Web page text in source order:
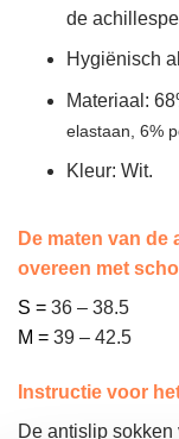
de
Hygiënisch
Materiaal:
elastaan, 6%
Kleur: Wit.
De maten van
overeen met
S = 36 – 38.5
M = 39 – 42.5
Instructie voor
De antislip sokken